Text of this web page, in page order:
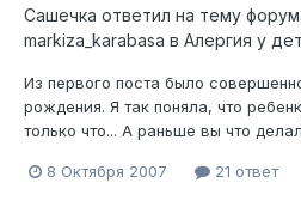
Сашечка ответил на тему
markiza_karabasa в Алергия у
Из первого поста было
рождения. Я так поняла, что
только что... А раньше вы что
8 Октября 2007 21 ответ